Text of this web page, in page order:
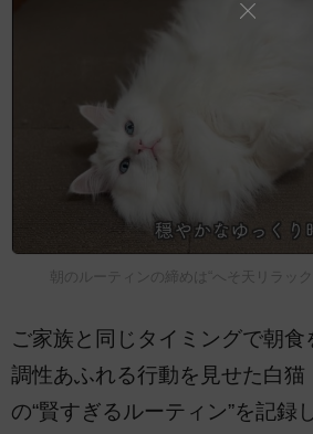
朝のルーティンの締めは“へそ天リラッ
ご家族と同じタイミングで朝
調性あふれる行動を見せた白猫
の“賢すぎるルーティン”を記録